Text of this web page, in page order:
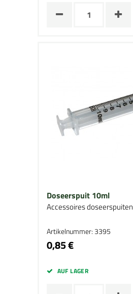
Doseerspuit 10ml
Accessoires doseerspuiten
Artikelnummer: 3395
0,85 €
AUF LAGER